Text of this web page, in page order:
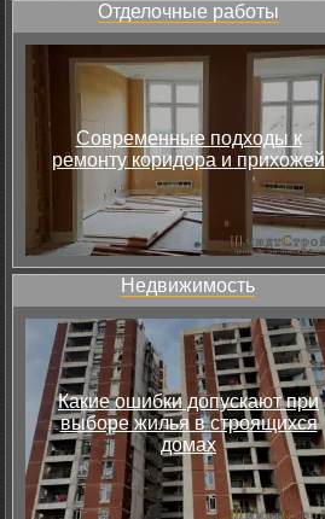
Отделочные работы
Современные подходы к
ремонту коридора и прихожей
Недвижимость
Какие ошибки допускают при
выборе жилья в строящихся
домах